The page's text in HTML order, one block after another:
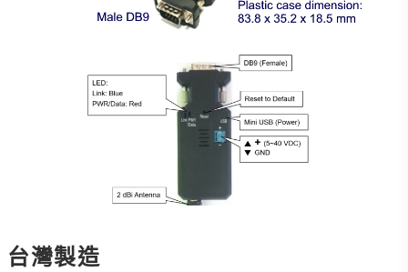
台灣製造